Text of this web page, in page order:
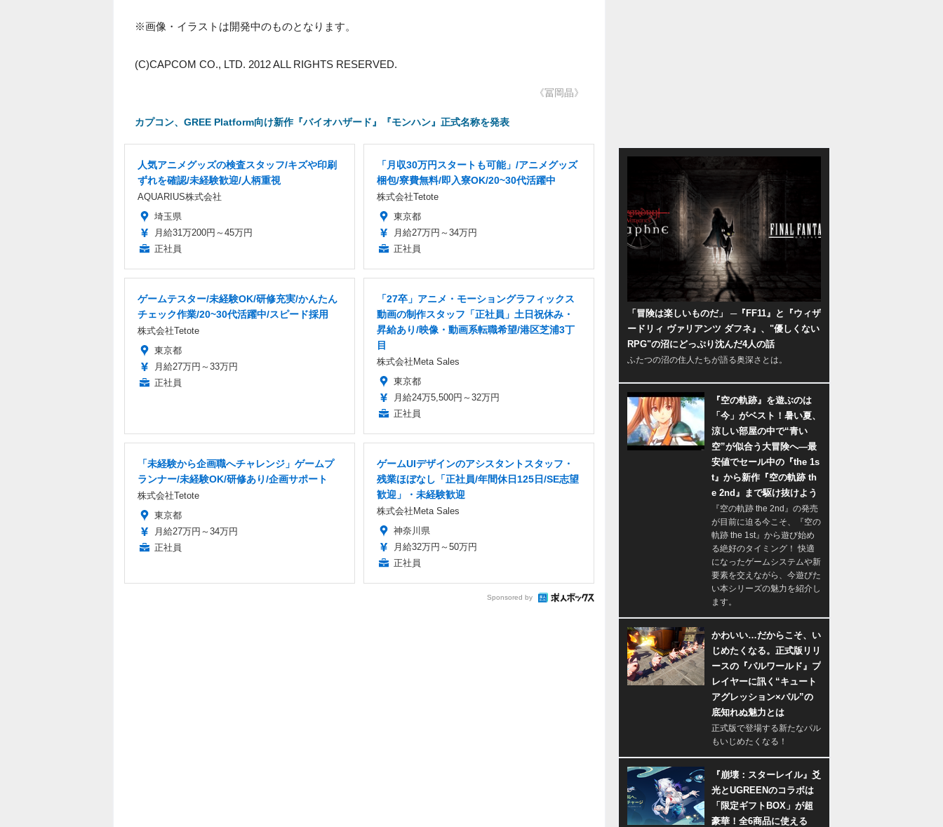
※画像・イラストは開発中のものとなります。
(C)CAPCOM CO., LTD. 2012 ALL RIGHTS RESERVED.
《冨岡晶》
カプコン、GREE Platform向け新作『バイオハザード』『モンハン』正式名称を発表
人気アニメグッズの検査スタッフ/キズや印刷
ずれを確認/未経験歓迎/人柄重視
AQUARIUS株式会社
埼玉県
月給31万200円～45万円
正社員
「月収30万円スタートも可能」/アニメグッズ
梱包/寮費無料/即入寮OK/20~30代活躍中
株式会社Tetote
東京都
月給27万円～34万円
正社員
ゲームテスター/未経験OK/研修充実/かんたん
チェック作業/20~30代活躍中/スピード採用
株式会社Tetote
東京都
月給27万円～33万円
正社員
「27卒」アニメ・モーショングラフィックス
動画の制作スタッフ「正社員」土日祝休み・
昇給あり/映像・動画系転職希望/港区芝浦3丁
目
株式会社Meta Sales
東京都
月給24万5,500円～32万円
正社員
「未経験から企画職へチャレンジ」ゲームプ
ランナー/未経験OK/研修あり/企画サポート
株式会社Tetote
東京都
月給27万円～34万円
正社員
ゲームUIデザインのアシスタントスタッフ・
残業ほぼなし「正社員/年間休日125日/SE志望
歓迎」・未経験歓迎
株式会社Meta Sales
神奈川県
月給32万円～50万円
正社員
Sponsored by
「冒険は楽しいものだ」 ─『FF11』と『ウィザ
ードリィ ヴァリアンツ ダフネ』、"優しくない
RPG"の沼にどっぷり沈んだ4人の話
ふたつの沼の住人たちが語る奥深さとは。
『空の軌跡』を遊ぶのは
「今」がベスト！暑い夏、
涼しい部屋の中で“青い
空”が似合う大冒険へ―最
安値でセール中の『the 1s
t』から新作『空の軌跡 th
e 2nd』まで駆け抜けよう
『空の軌跡 the 2nd』の発売
が目前に迫る今こそ、『空の
軌跡 the 1st』から遊び始め
る絶好のタイミング！ 快適
になったゲームシステムや新
要素を交えながら、今遊びた
い本シリーズの魅力を紹介し
ます。
かわいい…だからこそ、い
じめたくなる。正式版リリ
ースの『パルワールド』プ
レイヤーに訊く“キュート
アグレッション×パル”の
底知れぬ魅力とは
正式版で登場する新たなパル
もいじめたくなる！
『崩壊：スターレイル』爻
光とUGREENのコラボは
「限定ギフトBOX」が超
豪華！全6商品に使える